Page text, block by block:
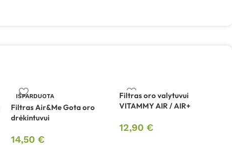
IŠPARDUOTA
Filtras Air&Me Gota oro
drėkintuvui
14,50€
Filtras oro valytuvui
VITAMMY AIR / AIR+
12,90 €